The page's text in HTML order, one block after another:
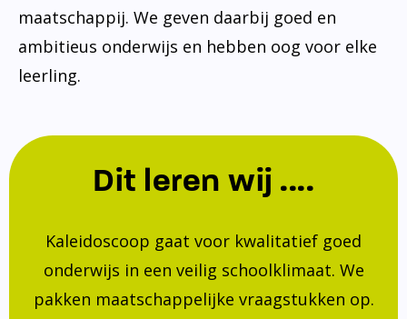
maatschappij. We geven daarbij goed en
ambitieus onderwijs en hebben oog voor elke
leerling.
Dit leren wij ....
Kaleidoscoop gaat voor kwalitatief goed
onderwijs in een veilig schoolklimaat. We
pakken maatschappelijke vraagstukken op.